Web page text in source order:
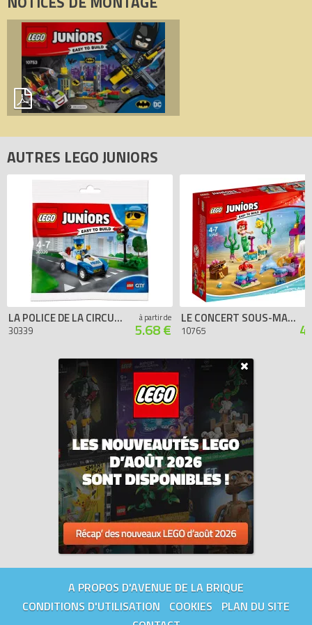
AUTRES LEGO JUNIORS
LA POLICE DE LA CIRCULATION (POLYBAG)
30339
à partir de
5.68 €
LE CONCERT SOUS-MARIN D'ARIEL
10765
A PROPOS D'AVENUE DE LA BRIQUE
CONDITIONS D'UTILISATION
COOKIES
PLAN DU SITE